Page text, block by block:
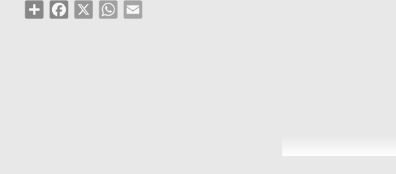
Share
Facebook X
WhatsApp Email